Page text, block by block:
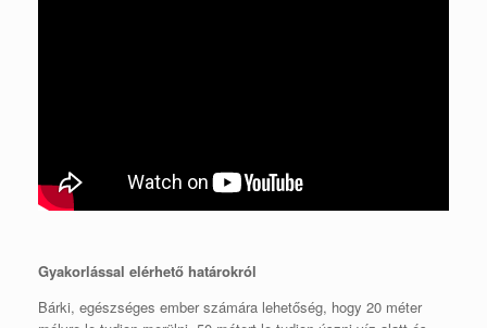
Gyakorlással elérhető határokról
Bárki, egészséges ember számára lehetőség, hogy 20 méter